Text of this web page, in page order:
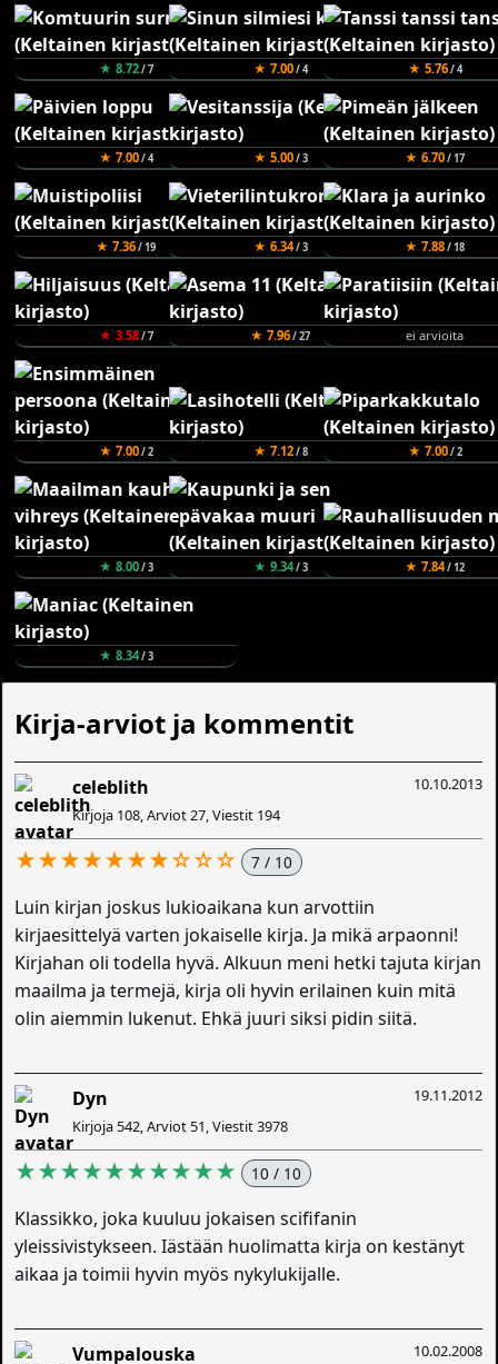
★ 8.72/ 7 ★ 7.00/ 4 ★ 5.76/ 4
★ 7.00/ 4 ★ 5.00/ 3 ★ 6.70/ 17
★ 7.36/ 19 ★ 6.34/ 3 ★ 7.88/ 18
★ 3.58/ 7 ★ 7.96/ 27 ei arvioita
★ 7.00/ 2 ★ 7.12/ 8 ★ 7.00/ 2
★ 8.00/ 3 ★ 9.34/ 3 ★ 7.84/ 12
★ 8.34/ 3
Kirja-arviot ja kommentit
10.10.2013
celeblith
Kirjoja 108, Arviot 27, Viestit 194
★★★★★★★☆☆☆ 7 / 10
Luin kirjan joskus lukioaikana kun arvottiin
kirjaesittelyä varten jokaiselle kirja. Ja mikä arpaonni!
Kirjahan oli todella hyvä. Alkuun meni hetki tajuta kirjan
maailma ja termejä, kirja oli hyvin erilainen kuin mitä
olin aiemmin lukenut. Ehkä juuri siksi pidin siitä.
19.11.2012
Dyn
Kirjoja 542, Arviot 51, Viestit 3978
★★★★★★★★★★ 10 / 10
Klassikko, joka kuuluu jokaisen scififanin
yleissivistykseen. Iästään huolimatta kirja on kestänyt
aikaa ja toimii hyvin myös nykylukijalle.
10.02.2008
Vumpalouska